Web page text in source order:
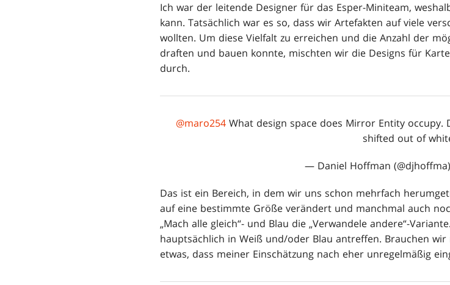
Ich war der leitende Designer für das Esper-Miniteam,
kann. Tatsächlich war es so, dass wir Artefakten auf viele
wollten. Um diese Vielfalt zu erreichen und die Anzahl der
draften und bauen konnte, mischten wir die Designs für
durch.
@maro254 What design space does Mirror Entity
shifted out of
— Daniel Hoffman (@djhoffma)
Das ist ein Bereich, in dem wir uns schon mehrfach
auf eine bestimmte Größe verändert und manchmal auch
„Mach alle gleich“- und Blau die „Verwandele andere“-
hauptsächlich in Weiß und/oder Blau antreffen. Brauchen
etwas, dass meiner Einschätzung nach eher unregelmäßig